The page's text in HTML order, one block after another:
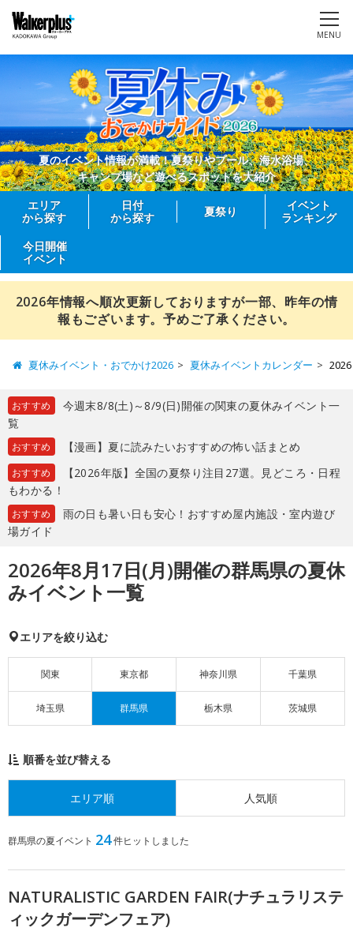
MENU
夏のイベント情報が満載！夏祭りやプール、海水浴場、
キャンプ場など遊べるスポットを大紹介
エリア
から探す
日付
から探す
夏祭り
イベント
ランキング
今日開催
イベント
2026年情報へ順次更新しておりますが一部、昨年の情
報もございます。予めご了承ください。
夏休みイベント・おでかけ2026 夏休みイベントカレンダー
おすすめ
今週末8/8(土)～8/9(日)開催の関東の夏休みイベント一
覧
おすすめ 【漫画】夏に読みたいおすすめの怖い話まとめ
おすすめ
【2026年版】全国の夏祭り注目27選。見どころ・日程
もわかる！
おすすめ
雨の日も暑い日も安心！おすすめ屋内施設・室内遊び
場ガイド
2026年8月17日(月)開催の群馬県の夏休
みイベント一覧
エリアを絞り込む
関東 東京都 神奈川県 千葉県
埼玉県 群馬県 栃木県 茨城県
順番を並び替える
エリア順 人気順
群馬県の夏イベント 24件ヒットしました
NATURALISTIC GARDEN FAIR(ナチュラリステ
ィックガーデンフェア)